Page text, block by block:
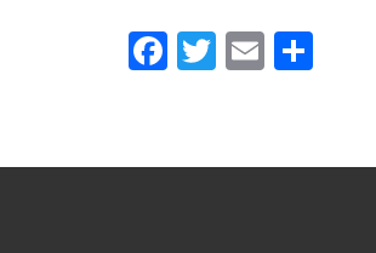
Facebook
Twitter
Email